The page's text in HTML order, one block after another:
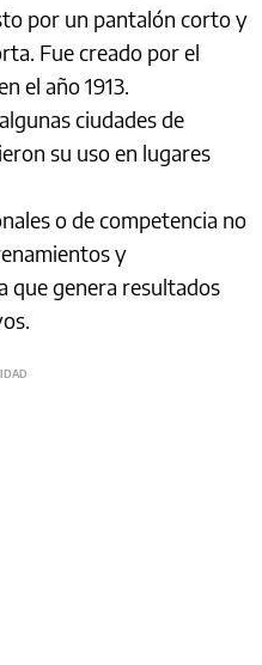
por un pantalón corto y
Fue creado por el
el año 1913.
ciudades de
su uso en lugares
o de competencia no
y
que genera resultados